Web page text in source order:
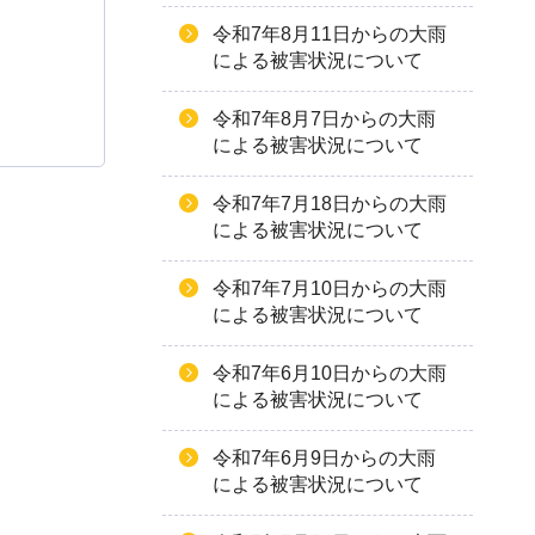
令和7年8月11日からの大雨
による被害状況について
令和7年8月7日からの大雨
による被害状況について
令和7年7月18日からの大雨
による被害状況について
令和7年7月10日からの大雨
による被害状況について
令和7年6月10日からの大雨
による被害状況について
令和7年6月9日からの大雨
による被害状況について